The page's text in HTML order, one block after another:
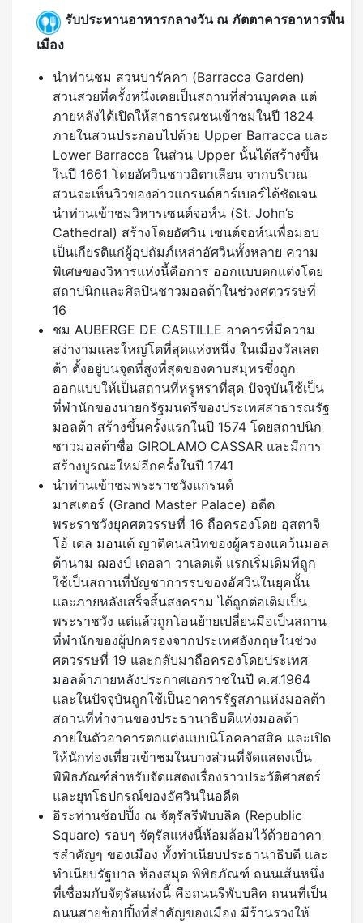
รับประทานอาหารกลางวัน ณ ภัตตาคารอาหารพื้น
เมือง
นำท่านชม สวนบารัคคา (Barracca Garden)
สวนสวยที่ครั้งหนึ่งเคยเป็นสถานที่ส่วนบุคคล แต่
ภายหลังได้เปิดให้สาธารณชนเข้าชมในปี 1824
ภายในสวนประกอบไปด้วย Upper Barracca และ
Lower Barracca ในส่วน Upper นั้นได้สร้างขึ้น
ในปี 1661 โดยอัศวินชาวอิตาเลียน จากบริเวณ
สวนจะเห็นวิวของอ่าวแกรนด์ฮาร์เบอร์ได้ชัดเจน
นำท่านเข้าชมวิหารเซนต์จอห์น (St. John’s
Cathedral) สร้างโดยอัศวิน เซนต์จอห์นเพื่อมอบ
เป็นเกียรติแก่ผู้อุปถัมภ์เหล่าอัศวินทั้งหลาย ความ
พิเศษของวิหารแห่งนี้คือการ ออกแบบตกแต่งโดย
สถาปนิกและศิลปินชาวมอลต้าในช่วงศตวรรษที่
16
ชม AUBERGE DE CASTILLE อาคารที่มีความ
สง่างามและใหญ่โตที่สุดแห่งหนึ่ง ในเมืองวัลเลต
ต้า ตั้งอยู่บนจุดที่สูงที่สุดของคาบสมุทรซึ่งถูก
ออกแบบให้เป็นสถานที่หรูหราที่สุด ปัจจุบันใช้เป็น
ที่พำนักของนายกรัฐมนตรีของประเทศสาธารณรัฐ
มอลต้า สร้างขึ้นครั้งแรกในปี 1574 โดยสถาปนิก
ชาวมอลต้าชื่อ GIROLAMO CASSAR และมีการ
สร้างบูรณะใหม่อีกครั้งในปี 1741
นำท่านเข้าชมพระราชวังแกรนด์
มาสเตอร์ (Grand Master Palace) อดีต
พระราชวังยุคศตวรรษที่ 16 ถือครองโดย อุสตาจิ
โอ้ เดล มอนเต้ ญาติคนสนิทของผู้ครองแคว้นมอล
ต้านาม ฌองป์ เดอลา วาเลตเต้ แรกเริ่มเดิมทีถูก
ใช้เป็นสถานที่บัญชาการรบของอัศวินในยุคนั้น
และภายหลังเสร็จสิ้นสงคราม ได้ถูกต่อเติมเป็น
พระราชวัง แต่แล้วถูกโอนย้ายเปลี่ยนมือเป็นสถาน
ที่พำนักของผู้ปกครองจากประเทศอังกฤษในช่วง
ศตวรรษที่ 19 และกลับมาถือครองโดยประเทศ
มอลต้าภายหลังประกาศเอกราชในปี ค.ศ.1964
และในปัจจุบันถูกใช้เป็นอาคารรัฐสภาแห่งมอลต้า
สถานที่ทำงานของประธานาธิบดีแห่งมอลต้า
ภายในตัวอาคารตกแต่งแบบนิโอคลาสสิค และเปิด
ให้นักท่องเที่ยวเข้าชมในบางส่วนที่จัดแสดงเป็น
พิพิธภัณฑ์สำหรับจัดแสดงเรื่องราวประวัติศาสตร์
และยุทโธปกรณ์ของอัศวินในอดีต
อิระท่านช้อปปิ้ง ณ จัตุรัสรีพับบลิค (Republic
Square) รอบๆ จัตุรัสแห่งนี้ห้อมล้อมไว้ด้วยอาคา
รสำคัญๆ ของเมือง ทั้งทำเนียบประธานาธิบดี และ
ทำเนียบรัฐบาล ห้องสมุด พิพิธภัณฑ์ ถนนเส้นหนึ่ง
ที่เชื่อมกับจัตุรัสแห่งนี้ คือถนนรีพับบลิค ถนนที่เป็น
ถนนสายช้อปปิ้งที่สำคัญของเมือง มีร้านรวงให้